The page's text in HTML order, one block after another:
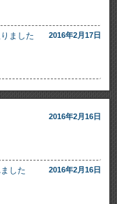
ました 2016年2月17日
2016年2月16日
した 2016年2月16日